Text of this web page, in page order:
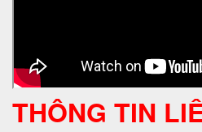
THÔNG TIN